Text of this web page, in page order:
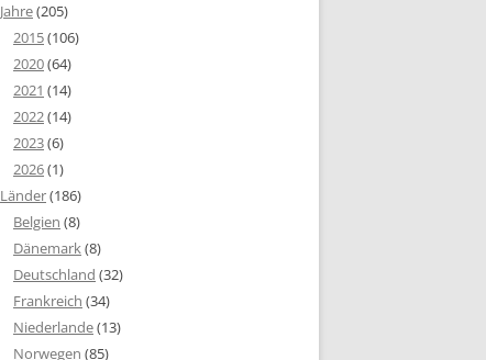
Jahre(205)
2015(106)
2020(64)
2021 (14)
2022(14)
2023(6)
2026(1)
Länder(186)
Belgien (8)
Dänemark(8)
Deutschland (32)
Frankreich (34)
Niederlande(13)
Norwegen (85)